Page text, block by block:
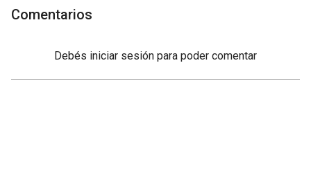
Comentarios
Debés iniciar sesión para poder comentar